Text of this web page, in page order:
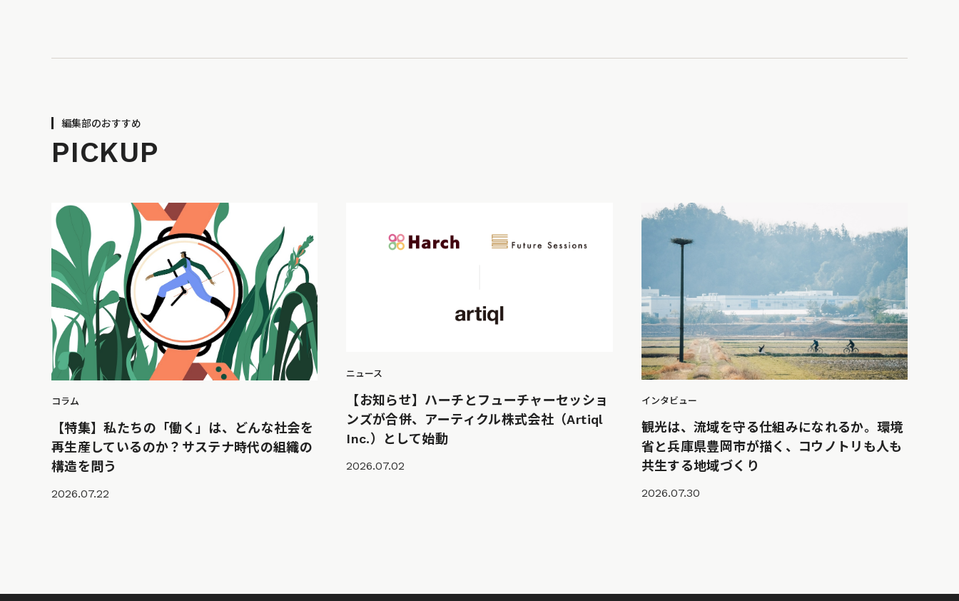
編集部のおすすめ
PICKUP
コラム
【特集】私たちの「働く」は、どんな社会を
再生産しているのか？サステナ時代の組織の
構造を問う
2026.07.22
ニュース
【お知らせ】ハーチとフューチャーセッショ
ンズが合併、アーティクル株式会社（Artiql
Inc.）として始動
2026.07.02
インタビュー
観光は、流域を守る仕組みになれるか。環境
省と兵庫県豊岡市が描く、コウノトリも人も
共生する地域づくり
2026.07.30